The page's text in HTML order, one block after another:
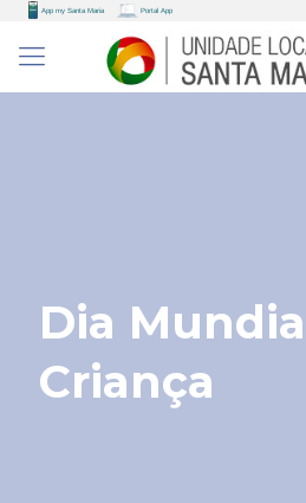
Dia
Criança